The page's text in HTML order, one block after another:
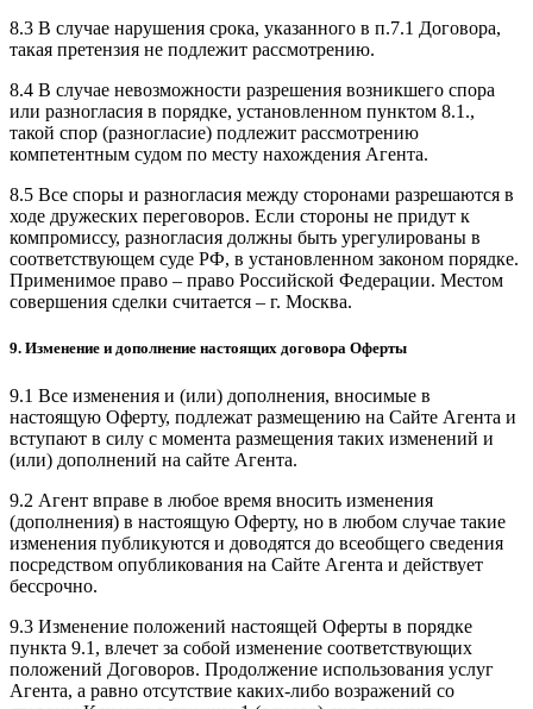
8.3 В случае нарушения срока, указанного в п.7.1 Договора,
такая претензия не подлежит рассмотрению.
8.4 В случае невозможности разрешения возникшего спора
или разногласия в порядке, установленном пунктом 8.1.,
такой спор (разногласие) подлежит рассмотрению
компетентным судом по месту нахождения Агента.
8.5 Все споры и разногласия между сторонами разрешаются в
ходе дружеских переговоров. Если стороны не придут к
компромиссу, разногласия должны быть урегулированы в
соответствующем суде РФ, в установленном законом порядке.
Применимое право – право Российской Федерации. Местом
совершения сделки считается – г. Москва.
9. Изменение и дополнение настоящих договора Оферты
9.1 Все изменения и (или) дополнения, вносимые в
настоящую Оферту, подлежат размещению на Сайте Агента и
вступают в силу с момента размещения таких изменений и
(или) дополнений на сайте Агента.
9.2 Агент вправе в любое время вносить изменения
(дополнения) в настоящую Оферту, но в любом случае такие
изменения публикуются и доводятся до всеобщего сведения
посредством опубликования на Сайте Агента и действует
бессрочно.
9.3 Изменение положений настоящей Оферты в порядке
пункта 9.1, влечет за собой изменение соответствующих
положений Договоров. Продолжение использования услуг
Агента, а равно отсутствие каких-либо возражений со